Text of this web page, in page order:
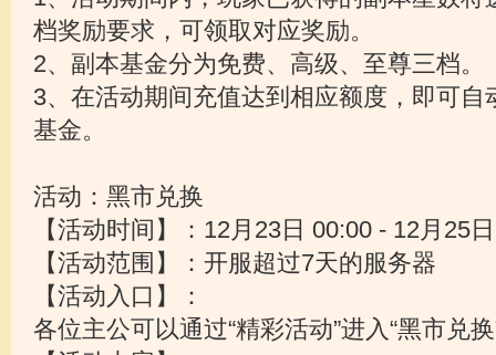
档奖励要求，可领取对应奖励。
2、副本基金分为免费、高级、至尊三档。
3、在活动期间充值达到相应额度，即可自
基金。
活动：黑市兑换
【活动时间】：12月23日 00:00 - 12月25
【活动范围】：开服超过7天的服务器
【活动入口】：
各位主公可以通过“精彩活动”进入“黑市兑